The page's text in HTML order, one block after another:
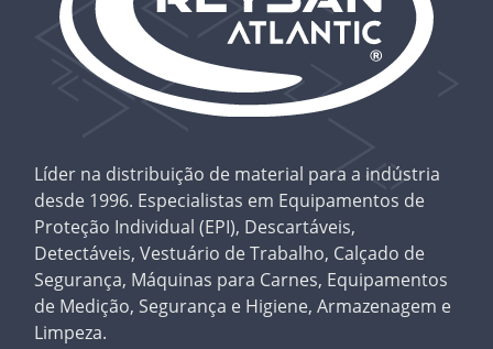
Líder na distribuição de material para a indústria
desde 1996. Especialistas em Equipamentos de
Proteção Individual (EPI), Descartáveis,
Detectáveis, Vestuário de Trabalho, Calçado de
Segurança, Máquinas para Carnes, Equipamentos
de Medição, Segurança e Higiene, Armazenagem e
Limpeza.